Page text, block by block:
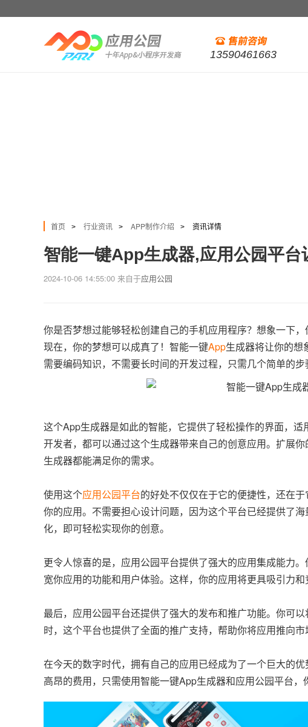
13590461663
首页 > 行业资讯 > APP制作介绍 > 资讯详情
智能一键App生成器,应用公园平台
2024-10-06 14:55:00 来自于应用公园
你是否梦想过能够轻松创建自己的手机应用程序？想象一下
现在，你的梦想可以成真了！智能一键App生成器将让你的想
需要编码知识，不需要长时间的开发过程，只需几个简单的步
这个App生成器是如此的智能，它提供了轻松操作的界面，
开发者，都可以通过这个生成器带来自己的创意应用。扩展
生成器都能满足你的需求。
使用这个应用公园平台的好处不仅仅在于它的便捷性，还在
你的应用。不需要担心设计问题，因为这个平台已经提供了
化，即可轻松实现你的创意。
更令人惊喜的是，应用公园平台提供了强大的应用集成能力
宽你应用的功能和用户体验。这样，你的应用将更具吸引力和
最后，应用公园平台还提供了强大的发布和推广功能。你可
时，这个平台也提供了全面的推广支持，帮助你将应用推向市
在今天的数字时代，拥有自己的应用已经成为了一个巨大的
高昂的费用，只需使用智能一键App生成器和应用公园平台